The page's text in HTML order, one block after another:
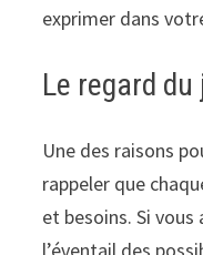
exprimer dans
Le regard
Une des raisons
rappeler que
et besoins. Si